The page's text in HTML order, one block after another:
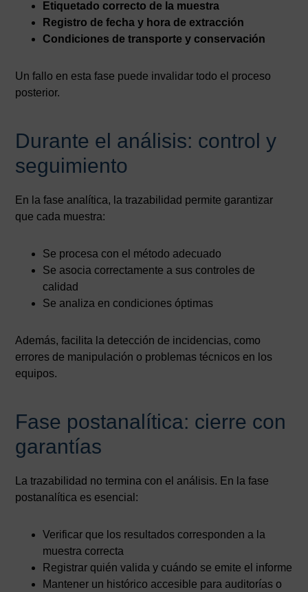
Etiquetado correcto de la muestra
Registro de fecha y hora de extracción
Condiciones de transporte y conservación
Un fallo en esta fase puede invalidar todo el proceso
posterior.
Durante el análisis: control y
seguimiento
En la fase analítica, la trazabilidad permite garantizar
que cada muestra:
Se procesa con el método adecuado
Se asocia correctamente a sus controles de
calidad
Se analiza en condiciones óptimas
Además, facilita la detección de incidencias, como
errores de manipulación o problemas técnicos en los
equipos.
Fase postanalítica: cierre con
garantías
La trazabilidad no termina con el análisis. En la fase
postanalítica es esencial:
Verificar que los resultados corresponden a la
muestra correcta
Registrar quién valida y cuándo se emite el informe
Mantener un histórico accesible para auditorías o